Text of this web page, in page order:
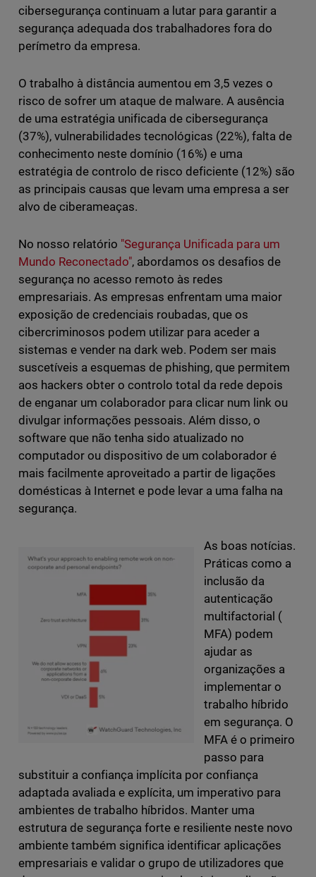
cibersegurança continuam a lutar para garantir a
segurança adequada dos trabalhadores fora do
perímetro da empresa.
O trabalho à distância aumentou em 3,5 vezes o
risco de sofrer um ataque de malware. A ausência
de uma estratégia unificada de cibersegurança
(37%), vulnerabilidades tecnológicas (22%), falta de
conhecimento neste domínio (16%) e uma
estratégia de controlo de risco deficiente (12%) são
as principais causas que levam uma empresa a ser
alvo de ciberameaças.
No nosso relatório "Segurança Unificada para um
Mundo Reconectado", abordamos os desafios de
segurança no acesso remoto às redes
empresariais. As empresas enfrentam uma maior
exposição de credenciais roubadas, que os
cibercriminosos podem utilizar para aceder a
sistemas e vender na dark web. Podem ser mais
suscetíveis a esquemas de phishing, que permitem
aos hackers obter o controlo total da rede depois
de enganar um colaborador para clicar num link ou
divulgar informações pessoais. Além disso, o
software que não tenha sido atualizado no
computador ou dispositivo de um colaborador é
mais facilmente aproveitado a partir de ligações
domésticas à Internet e pode levar a uma falha na
segurança.
As boas notícias.
Práticas como a
inclusão da
autenticação
multifactorial (
MFA) podem
ajudar as
organizações a
implementar o
trabalho híbrido
em segurança. O
MFA é o primeiro
passo para
substituir a confiança implícita por confiança
adaptada avaliada e explícita, um imperativo para
ambientes de trabalho híbridos. Manter uma
estrutura de segurança forte e resiliente neste novo
ambiente também significa identificar aplicações
empresariais e validar o grupo de utilizadores que